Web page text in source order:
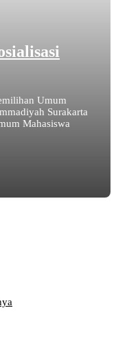
Umum
Surakarta
Mahasiswa